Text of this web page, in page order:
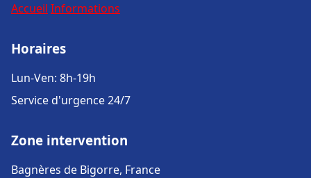
Accueil Informations
Horaires
Lun-Ven: 8h-19h
Service d'urgence 24/7
Zone intervention
Bagnères de Bigorre, France